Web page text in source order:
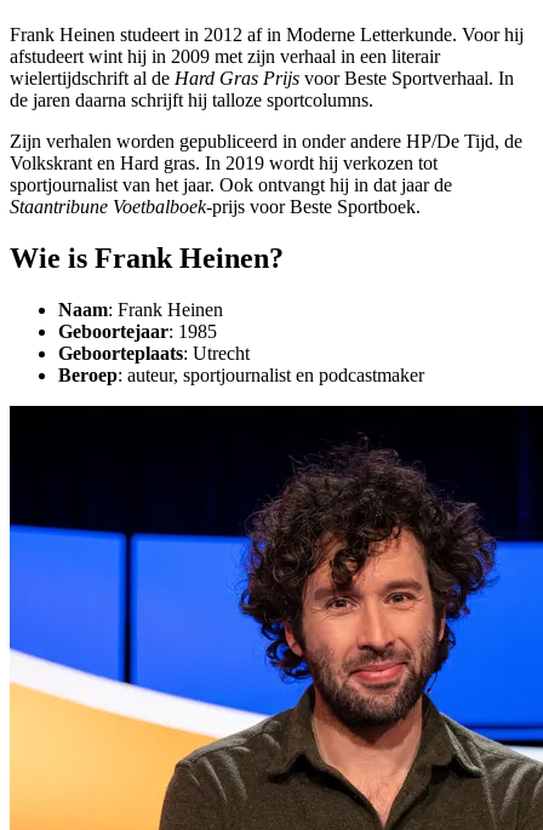
Frank Heinen studeert in 2012 af in Moderne Letterkunde. Voor hij
afstudeert wint hij in 2009 met zijn verhaal in een literair
wielertijdschrift al de Hard Gras Prijs voor Beste Sportverhaal. In
de jaren daarna schrijft hij talloze sportcolumns.
Zijn verhalen worden gepubliceerd in onder andere HP/De Tijd, de
Volkskrant en Hard gras. In 2019 wordt hij verkozen tot
sportjournalist van het jaar. Ook ontvangt hij in dat jaar de
Staantribune Voetbalboek-prijs voor Beste Sportboek.
Wie is Frank Heinen?
Naam: Frank Heinen
Geboortejaar: 1985
Geboorteplaats: Utrecht
Beroep: auteur, sportjournalist en podcastmaker